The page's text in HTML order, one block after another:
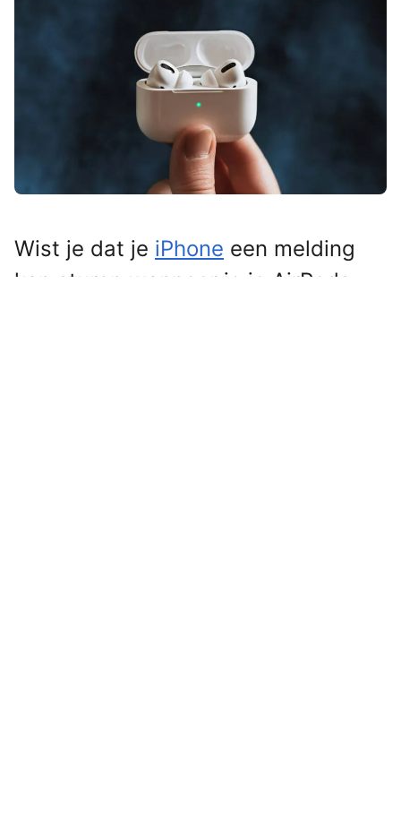
Wist je dat je iPhone een melding
kan sturen wanneer je je AirPods